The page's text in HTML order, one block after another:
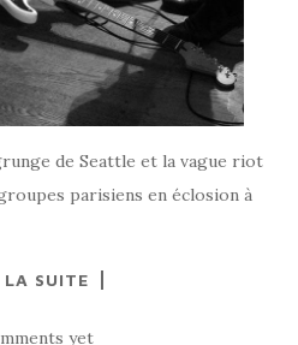
de Seattle et la vague riot
parisiens en éclosion à
LA SUITE
yet